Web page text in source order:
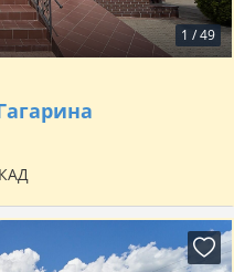
1 /49